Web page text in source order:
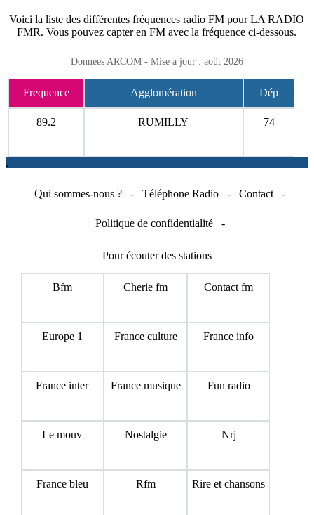
Voici la liste des différentes fréquences radio FM pour LA RADIO
FMR. Vous pouvez capter en FM avec la fréquence ci-dessous.
Données ARCOM - Mise à jour : août 2026
Frequence Agglomération Dép
89.2 RUMILLY 74
.
Qui sommes-nous ? - Téléphone Radio - Contact -
Politique de confidentialité -
Pour écouter des stations
Bfm Cherie fm Contact fm
Europe 1 France culture France info
France inter France musique Fun radio
Le mouv Nostalgie Nrj
France bleu Rfm Rire et chansons